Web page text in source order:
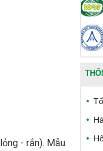
- rắn). Mẫu